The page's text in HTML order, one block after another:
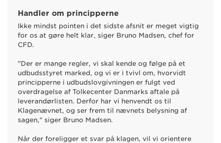
Handler om principperne
Ikke mindst pointen i det sidste afsnit er meget vigtig
for os at gøre helt klar, siger Bruno Madsen, chef for
CFD.
"Der er mange regler, vi skal kende og følge på et
udbudsstyret marked, og vi er i tvivl om, hvorvidt
principperne i udbudslovgivningen er fulgt ved
overdragelse af Tolkecenter Danmarks aftale på
leverandørlisten. Derfor har vi henvendt os til
Klagenævnet, og ser frem til nævnets belysning af
sagen," siger Bruno Madsen.
Når der foreligger et svar på klagen, vil vi orientere